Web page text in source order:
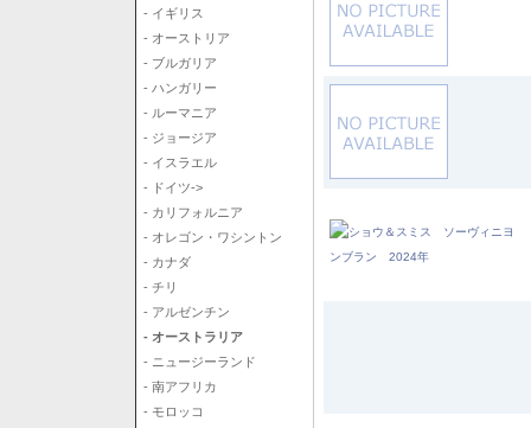
- イギリス
- オーストリア
- ブルガリア
- ハンガリー
- ルーマニア
- ジョージア
- イスラエル
- ドイツ->
- カリフォルニア
- オレゴン・ワシントン
- カナダ
- チリ
- アルゼンチン
- オーストラリア
- ニュージーランド
- 南アフリカ
- モロッコ